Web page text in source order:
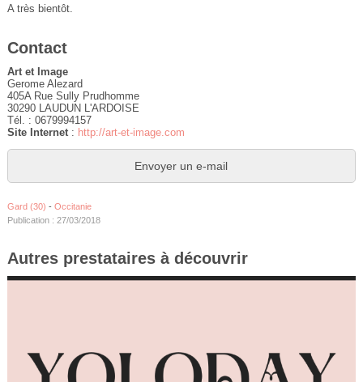
A très bientôt.
Contact
Art et Image
Gerome Alezard
405A Rue Sully Prudhomme
30290 LAUDUN L'ARDOISE
Tél. : 0679994157
Site Internet: http://art-et-image.com
Envoyer un e-mail
Gard (30) - Occitanie
Publication : 27/03/2018
Autres prestataires à découvrir